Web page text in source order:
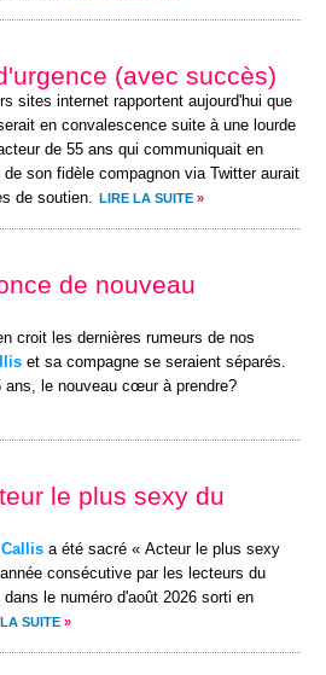
(avec succès)
sites internet rapportent aujourd'hui que
en convalescence suite à une lourde
de 55 ans qui communiquait en
son fidèle compagnon via Twitter aurait
de soutien.
LIRE LA SUITE »
de nouveau
croit les dernières rumeurs de nos
et sa compagne se seraient séparés.
ans, le nouveau cœur à prendre?
le plus sexy du
a été sacré « Acteur le plus sexy
consécutive par les lecteurs du
dans le numéro d'août 2026 sorti en
SUITE »